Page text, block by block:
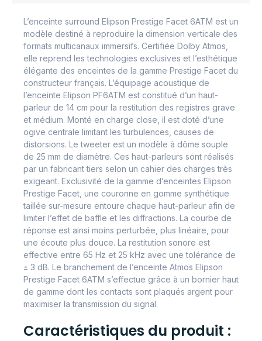
L’enceinte surround Elipson Prestige Facet 6ATM est un
modèle destiné à reproduire la dimension verticale des
formats multicanaux immersifs. Certifiée Dolby Atmos,
elle reprend les technologies exclusives et l’esthétique
élégante des enceintes de la gamme Prestige Facet du
constructeur français. L’équipage acoustique de
l’enceinte Elipson PF6ATM est constitué d’un haut-
parleur de 14 cm pour la restitution des registres grave
et médium. Monté en charge close, il est doté d’une
ogive centrale limitant les turbulences, causes de
distorsions. Le tweeter est un modèle à dôme souple
de 25 mm de diamètre. Ces haut-parleurs sont réalisés
par un fabricant tiers selon un cahier des charges très
exigeant. Exclusivité de la gamme d’enceintes Elipson
Prestige Facet, une couronne en gomme synthétique
taillée sur-mesure entoure chaque haut-parleur afin de
limiter l’effet de baffle et les diffractions. La courbe de
réponse est ainsi moins perturbée, plus linéaire, pour
une écoute plus douce. La restitution sonore est
effective entre 65 Hz et 25 kHz avec une tolérance de
± 3 dB. Le branchement de l’enceinte Atmos Elipson
Prestige Facet 6ATM s’effectue grâce à un bornier haut
de gamme dont les contacts sont plaqués argent pour
maximiser la transmission du signal.
Caractéristiques du produit :